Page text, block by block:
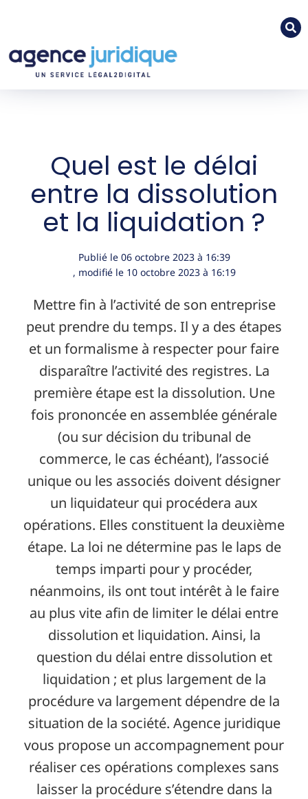
Quel est le délai
entre la dissolution
et la liquidation ?
Publié le 06 octobre 2023à 16:39
, modifié le 10 octobre 2023à 16:19
Mettre fin à l’activité de son entreprise
peut prendre du temps. Il y a des étapes
et un formalisme à respecter pour faire
disparaître l’activité des registres. La
première étape est la dissolution. Une
fois prononcée en assemblée générale
(ou sur décision du tribunal de
commerce, le cas échéant), l’associé
unique ou les associés doivent désigner
un liquidateur qui procédera aux
opérations. Elles constituent la deuxième
étape. La loi ne détermine pas le laps de
temps imparti pour y procéder,
néanmoins, ils ont tout intérêt à le faire
au plus vite afin de limiter le délai entre
dissolution et liquidation. Ainsi, la
question du délai entre dissolution et
liquidation ; et plus largement de la
procédure va largement dépendre de la
situation de la société. Agence juridique
vous propose un accompagnement pour
réaliser ces opérations complexes sans
laisser la procédure s’étendre dans la